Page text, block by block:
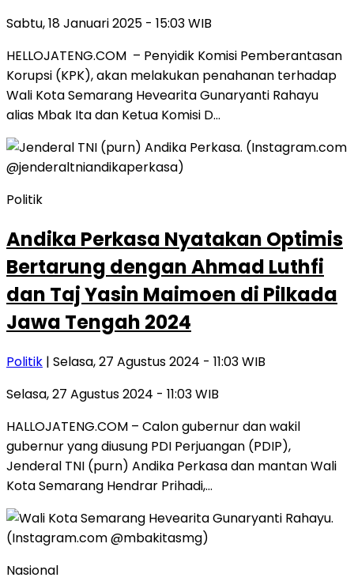
Sabtu, 18 Januari 2025 - 15:03 WIB
HELLOJATENG.COM – Penyidik Komisi Pemberantasan
Korupsi (KPK), akan melakukan penahanan terhadap
Wali Kota Semarang Hevearita Gunaryanti Rahayu
alias Mbak Ita dan Ketua Komisi D…
Politik
Andika Perkasa Nyatakan Optimis
Bertarung dengan Ahmad Luthfi
dan Taj Yasin Maimoen di Pilkada
Jawa Tengah 2024
Politik | Selasa, 27 Agustus 2024 - 11:03 WIB
Selasa, 27 Agustus 2024 - 11:03 WIB
HALLOJATENG.COM – Calon gubernur dan wakil
gubernur yang diusung PDI Perjuangan (PDIP),
Jenderal TNI (purn) Andika Perkasa dan mantan Wali
Kota Semarang Hendrar Prihadi,…
Nasional